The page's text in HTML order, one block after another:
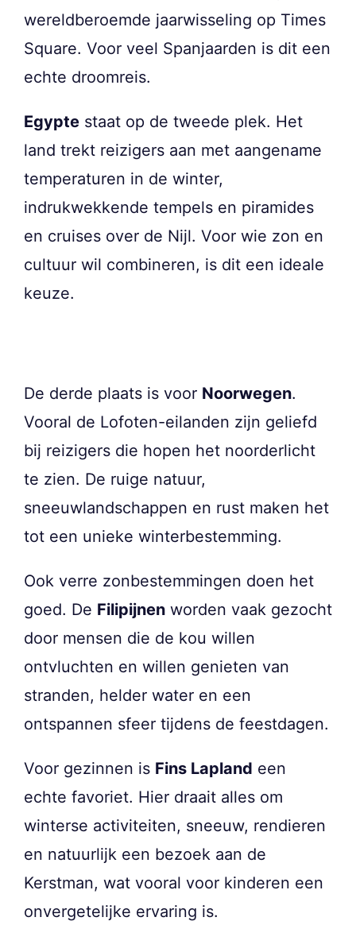
wereldberoemde jaarwisseling op Times
Square. Voor veel Spanjaarden is dit een
echte droomreis.
Egypte staat op de tweede plek. Het
land trekt reizigers aan met aangename
temperaturen in de winter,
indrukwekkende tempels en piramides
en cruises over de Nijl. Voor wie zon en
cultuur wil combineren, is dit een ideale
keuze.
De derde plaats is voor Noorwegen.
Vooral de Lofoten-eilanden zijn geliefd
bij reizigers die hopen het noorderlicht
te zien. De ruige natuur,
sneeuwlandschappen en rust maken het
tot een unieke winterbestemming.
Ook verre zonbestemmingen doen het
goed. De Filipijnen worden vaak gezocht
door mensen die de kou willen
ontvluchten en willen genieten van
stranden, helder water en een
ontspannen sfeer tijdens de feestdagen.
Voor gezinnen is Fins Lapland een
echte favoriet. Hier draait alles om
winterse activiteiten, sneeuw, rendieren
en natuurlijk een bezoek aan de
Kerstman, wat vooral voor kinderen een
onvergetelijke ervaring is.